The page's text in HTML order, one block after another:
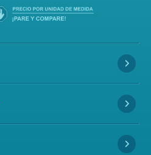
Icon
Icon
Icon